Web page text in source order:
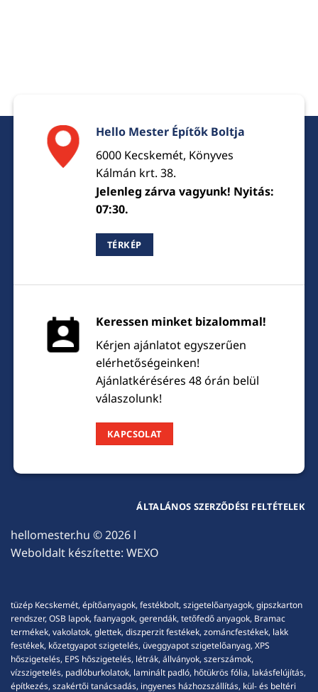
Hello Mester Építők Boltja
6000 Kecskemét, Könyves
Kálmán krt. 38.
Jelenleg zárva vagyunk! Nyitás:
07:30.
TÉRKÉP
Keressen minket bizalommal!
Kérjen ajánlatot egyszerűen
elérhetőségeinken!
Ajánlatkéréséres 48 órán belül
válaszolunk!
KAPCSOLAT
hellomester.hu © 2026 l
Weboldalt készítette: WEXO
ÁLTALÁNOS SZERZŐDÉSI FELTÉTELEK
tüzép Kecskemét, építőanyagok, festékbolt, szigetelőanyagok, gipszkarton
rendszer, OSB lapok, faanyagok, gerendák, tetőfedő anyagok, Bramac
termékek, vakolatok, glettek, diszperzit festékek, zománcfestékek, lakk
festékek, kőzetgyapot szigetelés, üveggyapot szigetelőanyag, XPS
hőszigetelés, EPS hőszigetelés, létrák, állványok, szerszámok,
vízszigetelés, padlóburkolatok, laminált padló, hőtükrös fólia, lakásfelújítás,
építkezés, szakértői tanácsadás, ingyenes házhozszállítás, kül- és beltéri